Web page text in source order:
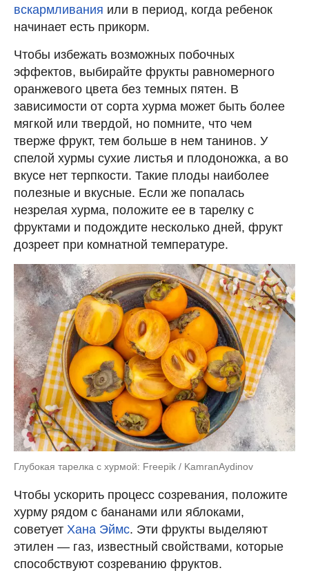
вскармливания или в период, когда ребенок
начинает есть прикорм.
Чтобы избежать возможных побочных
эффектов, выбирайте фрукты равномерного
оранжевого цвета без темных пятен. В
зависимости от сорта хурма может быть более
мягкой или твердой, но помните, что чем
тверже фрукт, тем больше в нем танинов. У
спелой хурмы сухие листья и плодоножка, а во
вкусе нет терпкости. Такие плоды наиболее
полезные и вкусные. Если же попалась
незрелая хурма, положите ее в тарелку с
фруктами и подождите несколько дней, фрукт
дозреет при комнатной температуре.
Глубокая тарелка с хурмой: Freepik / KamranAydinov
Чтобы ускорить процесс созревания, положите
хурму рядом с бананами или яблоками,
советует Хана Эймс. Эти фрукты выделяют
этилен — газ, известный свойствами, которые
способствуют созреванию фруктов.